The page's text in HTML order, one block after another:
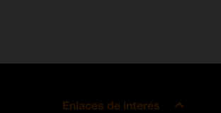
Enlaces de interés